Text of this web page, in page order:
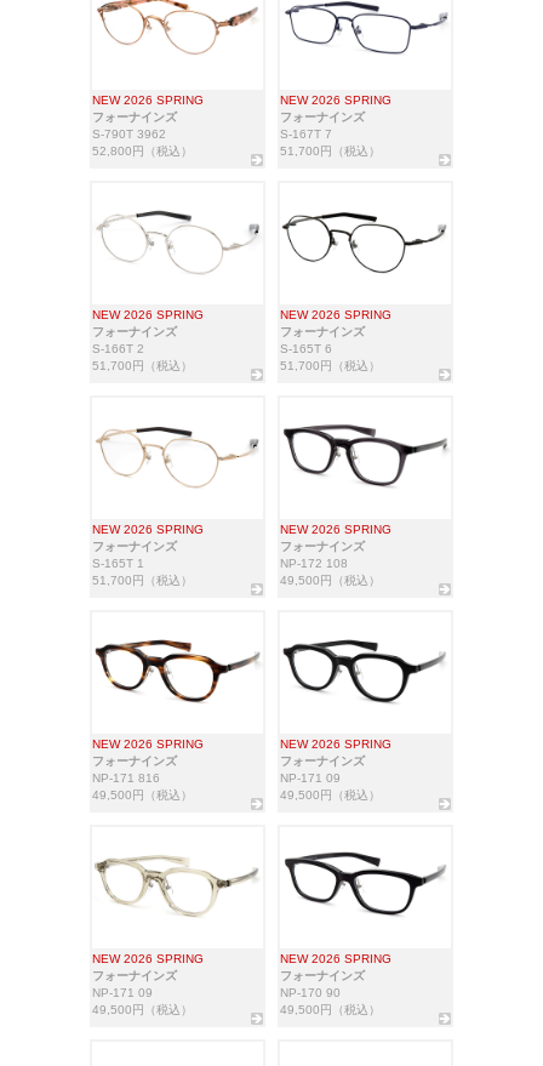
NEW 2026 SPRING
フォーナインズ
S-790T 3962
52,800円（税込）
NEW 2026 SPRING
フォーナインズ
S-167T 7
51,700円（税込）
NEW 2026 SPRING
フォーナインズ
S-166T 2
51,700円（税込）
NEW 2026 SPRING
フォーナインズ
S-165T 6
51,700円（税込）
NEW 2026 SPRING
フォーナインズ
S-165T 1
51,700円（税込）
NEW 2026 SPRING
フォーナインズ
NP-172 108
49,500円（税込）
NEW 2026 SPRING
フォーナインズ
NP-171 816
49,500円（税込）
NEW 2026 SPRING
フォーナインズ
NP-171 09
49,500円（税込）
NEW 2026 SPRING
フォーナインズ
NP-171 09
49,500円（税込）
NEW 2026 SPRING
フォーナインズ
NP-170 90
49,500円（税込）